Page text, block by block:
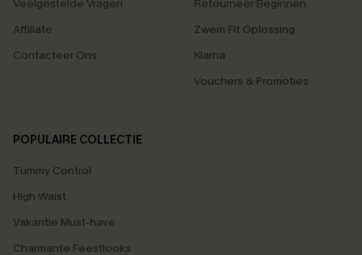
Veelgestelde Vragen
Affiliate
Contacteer Ons
Retourneer Beginnen
Zwem Fit Oplossing
Klarna
Vouchers & Promoties
POPULAIRE COLLECTIE
Tummy Control
High Waist
Vakantie Must-have
Charmante Feestlooks